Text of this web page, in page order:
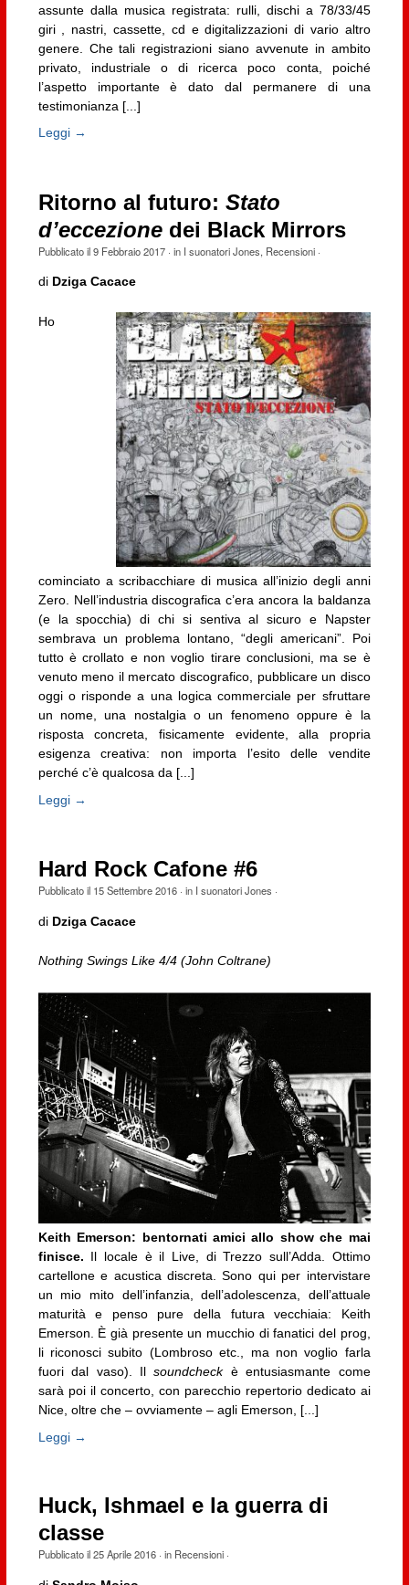
assunte dalla musica registrata: rulli, dischi a 78/33/45
giri , nastri, cassette, cd e digitalizzazioni di vario altro
genere. Che tali registrazioni siano avvenute in ambito
privato, industriale o di ricerca poco conta, poiché
l’aspetto importante è dato dal permanere di una
testimonianza [...]
Leggi →
Ritorno al futuro: Stato
d’eccezionedei Black Mirrors
Pubblicato il9 Febbraio 2017· in I suonatori Jones, Recensioni·
di Dziga Cacace
Ho
cominciato a scribacchiare di musica all’inizio degli anni
Zero. Nell’industria discografica c’era ancora la baldanza
(e la spocchia) di chi si sentiva al sicuro e Napster
sembrava un problema lontano, “degli americani”. Poi
tutto è crollato e non voglio tirare conclusioni, ma se è
venuto meno il mercato discografico, pubblicare un disco
oggi o risponde a una logica commerciale per sfruttare
un nome, una nostalgia o un fenomeno oppure è la
risposta concreta, fisicamente evidente, alla propria
esigenza creativa: non importa l’esito delle vendite
perché c’è qualcosa da [...]
Leggi →
Hard Rock Cafone #6
Pubblicato il 15 Settembre 2016· in I suonatori Jones ·
di Dziga Cacace
Nothing Swings Like 4/4 (John Coltrane)
Keith Emerson: bentornati amici allo show che mai
finisce. Il locale è il Live, di Trezzo sull’Adda. Ottimo
cartellone e acustica discreta. Sono qui per intervistare
un mio mito dell’infanzia, dell’adolescenza, dell’attuale
maturità e penso pure della futura vecchiaia: Keith
Emerson. È già presente un mucchio di fanatici del prog,
li riconosci subito (Lombroso etc., ma non voglio farla
fuori dal vaso). Ilsoundcheckè entusiasmante come
sarà poi il concerto, con parecchio repertorio dedicato ai
Nice, oltre che – ovviamente – agli Emerson, [...]
Leggi →
Huck, Ishmael e la guerra di
classe
Pubblicato il25 Aprile 2016· in Recensioni·